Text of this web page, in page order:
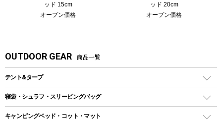
ッド 15cm
オープン価格
ッド 20cm
オープン価格
OUTDOOR GEAR 商品一覧
テント&タープ
テント
寝袋・シュラフ・スリーピングバッグ
レクタングラー型（封筒型）シュラフ
キャンピングベッド・コット・マット